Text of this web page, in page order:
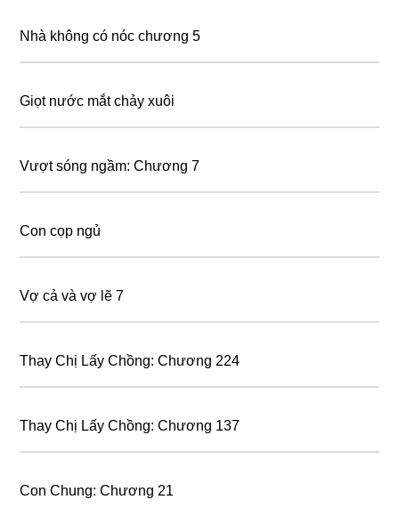
Nhà không có nóc chương 5
Giọt nước mắt chảy xuôi
Vượt sóng ngầm: Chương 7
Con cọp ngủ
Vợ cả và vợ lẽ 7
Thay Chị Lấy Chồng: Chương 224
Thay Chị Lấy Chồng: Chương 137
Con Chung: Chương 21